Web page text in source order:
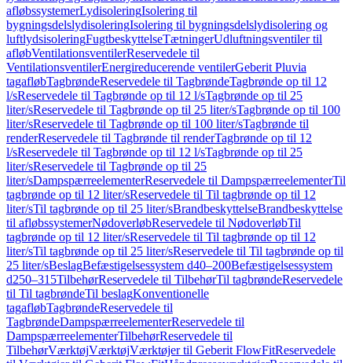
afløbssystemerLydisoleringIsolering til
bygningsdelslydisoleringIsolering til bygningsdelslydisolering og
luftlydsisoleringFugtbeskyttelseTætningerUdluftningsventiler til
afløbVentilationsventilerReservedele til
VentilationsventilerEnergireducerende ventilerGeberit Pluvia
tagafløbTagbrøndeReservedele til TagbrøndeTagbrønde op til 12
l/sReservedele til Tagbrønde op til 12 l/sTagbrønde op til 25
liter/sReservedele til Tagbrønde op til 25 liter/sTagbrønde op til 100
liter/sReservedele til Tagbrønde op til 100 liter/sTagbrønde til
renderReservedele til Tagbrønde til renderTagbrønde op til 12
l/sReservedele til Tagbrønde op til 12 l/sTagbrønde op til 25
liter/sReservedele til Tagbrønde op til 25
liter/sDampspærreelementerReservedele til DampspærreelementerTil
tagbrønde op til 12 liter/sReservedele til Til tagbrønde op til 12
liter/sTil tagbrønde op til 25 liter/sBrandbeskyttelseBrandbeskyttelse
til afløbssystemerNødoverløbReservedele til NødoverløbTil
tagbrønde op til 12 liter/sReservedele til Til tagbrønde op til 12
liter/sTil tagbrønde op til 25 liter/sReservedele til Til tagbrønde op til
25 liter/sBeslagBefæstigelsessystem d40–200Befæstigelsessystem
d250–315TilbehørReservedele til TilbehørTil tagbrøndeReservedele
til Til tagbrøndeTil beslagKonventionelle
tagafløbTagbrøndeReservedele til
TagbrøndeDampspærreelementerReservedele til
DampspærreelementerTilbehørReservedele til
TilbehørVærktøjVærktøjVærktøjer til Geberit FlowFitReservedele